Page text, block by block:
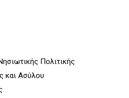
Πολιτικής
και Ασύλου